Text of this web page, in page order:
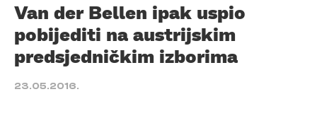
Van der Bellen ipak uspio
pobijediti na austrijskim
predsjedničkim izborima
23.05.2016.